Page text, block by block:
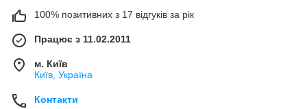
100% позитивних з 17 відгуків за рік
Працює з 11.02.2011
м. Київ
Київ, Україна
Контакти